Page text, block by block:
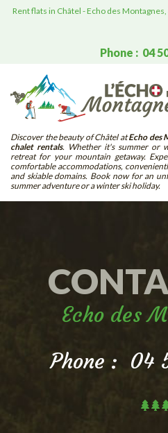
Rent flats in Châtel - Echo des
Phone : 04
Discover the beauty of Châtel atEcho des
chalet rentals. Whether it's summer or
retreat for your mountain getaway.
comfortable accommodations,
and skiable domains. Book now for an
summer adventure or a winter ski holiday.
Echo des
Phone : 04